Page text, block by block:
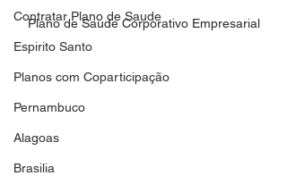
Contratar Plano de Saude
Espirito Santo
Planos com Coparticipação
Pernambuco
Alagoas
Brasilia
Plano de Saude Corporativo Empresarial